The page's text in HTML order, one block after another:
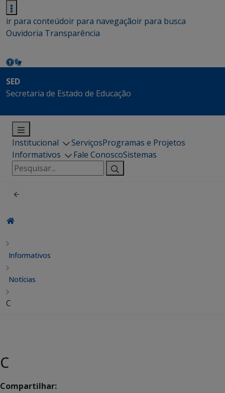
ir para conteúdoir para navegaçãoir para busca
Ouvidoria Transparência
SED
Secretaria de Estado de Educação
Institucional ServiçosProgramas e Projetos
Informativos
Fale ConoscoSistemas
Pesquisar
por:
Informativos
Notícias
C
C
Compartilhar: